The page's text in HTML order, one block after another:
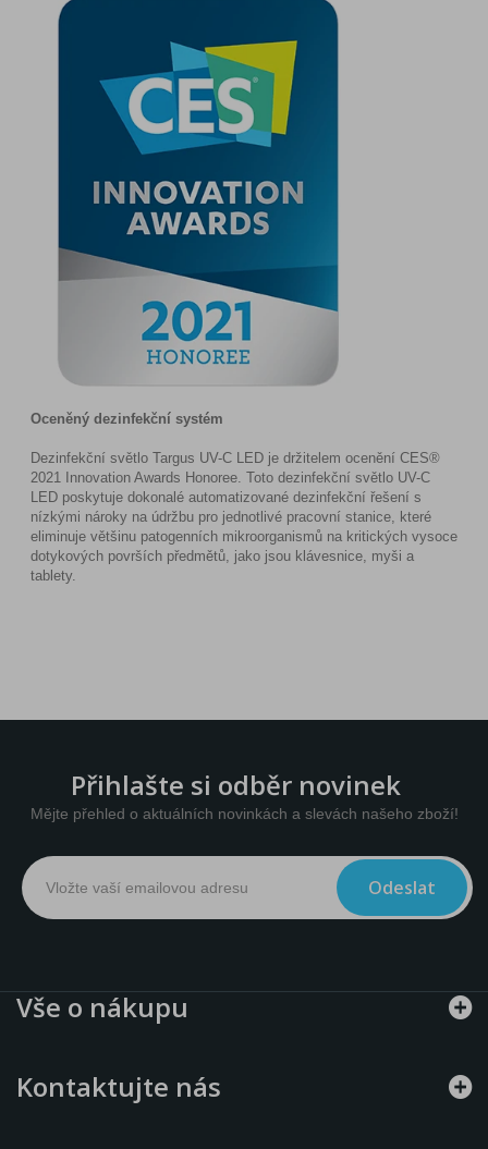
Oceněný dezinfekční systém
Dezinfekční světlo Targus UV-C LED je držitelem ocenění CES®
2021 Innovation Awards Honoree. Toto dezinfekční světlo UV-C
LED poskytuje dokonalé automatizované dezinfekční řešení s
nízkými nároky na údržbu pro jednotlivé pracovní stanice, které
eliminuje většinu patogenních mikroorganismů na kritických vysoce
dotykových površích předmětů, jako jsou klávesnice, myši a
tablety.
Přihlašte si odběr novinek
Mějte přehled o aktuálních novinkách a slevách našeho zboží!
Odeslat
Vše o nákupu
Kontaktujte nás